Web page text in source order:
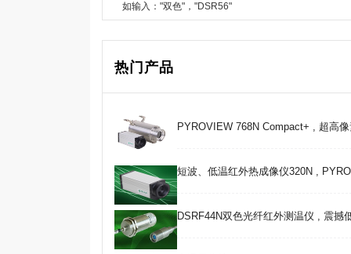
如输入："双色"，"DSR56"
热门产品
PYROVIEW 768N Compact+ , 超高
短波、低温红外热成像仪320N ,
DSRF44N双色光纤红外测温仪 , 震撼